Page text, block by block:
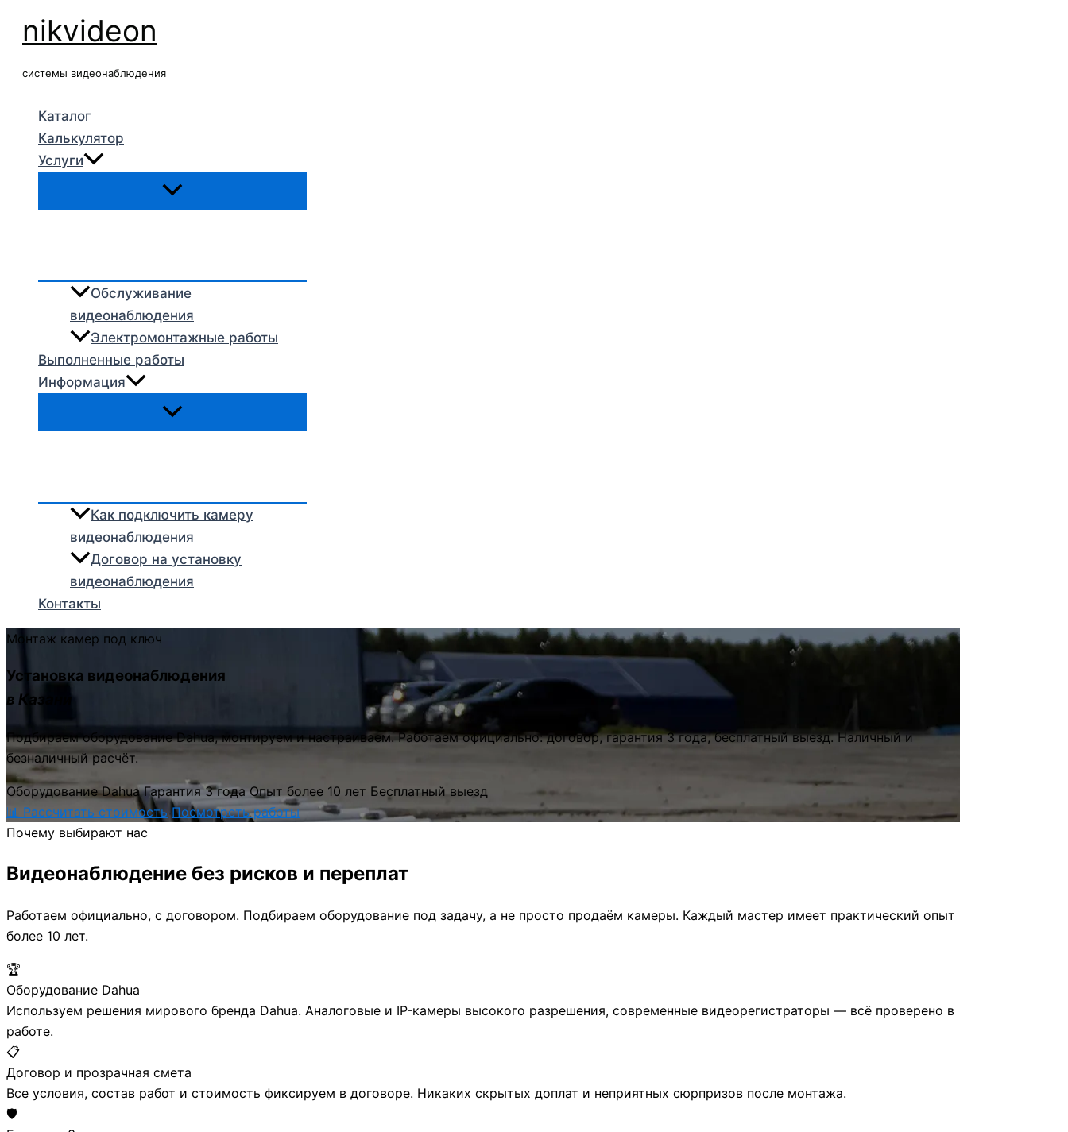
Перейти
nikvideon
системы видеонаблюдения
Каталог
Калькулятор
Услуги
Обслуживание
видеонаблюдения
Электромонтажные работы
Выполненные работы
Информация
Как подключить камеру
видеонаблюдения
Договор на установку
видеонаблюдения
Контакты
Монтаж камер под ключ
Установка видеонаблюдения
в Казани
Подбираем оборудование Dahua, монтируем и настраиваем. Работаем официально: договор, гарантия 3 года, бесплатный выезд. Наличный и
безналичный расчёт.
Оборудование Dahua Гарантия 3 года Опыт более 10 лет Бесплатный выезд
📊 Рассчитать стоимость Посмотреть работы
Почему выбирают нас
Видеонаблюдение без рисков и переплат
Работаем официально, с договором. Подбираем оборудование под задачу, а не просто продаём камеры. Каждый мастер имеет практический опыт
более 10 лет.
🏆
Оборудование Dahua
Используем решения мирового бренда Dahua. Аналоговые и IP-камеры высокого разрешения, современные видеорегистраторы — всё проверено в
работе.
📋
Договор и прозрачная смета
Все условия, состав работ и стоимость фиксируем в договоре. Никаких скрытых доплат и неприятных сюрпризов после монтажа.
🛡️